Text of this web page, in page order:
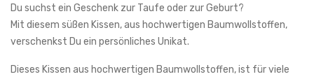
Du suchst ein Geschenk zur Taufe oder zur Geburt?
Mit diesem süßen Kissen, aus hochwertigen Baumwollstoffen,
verschenkst Du ein persönliches Unikat.
Dieses Kissen aus hochwertigen Baumwollstoffen, ist für viele